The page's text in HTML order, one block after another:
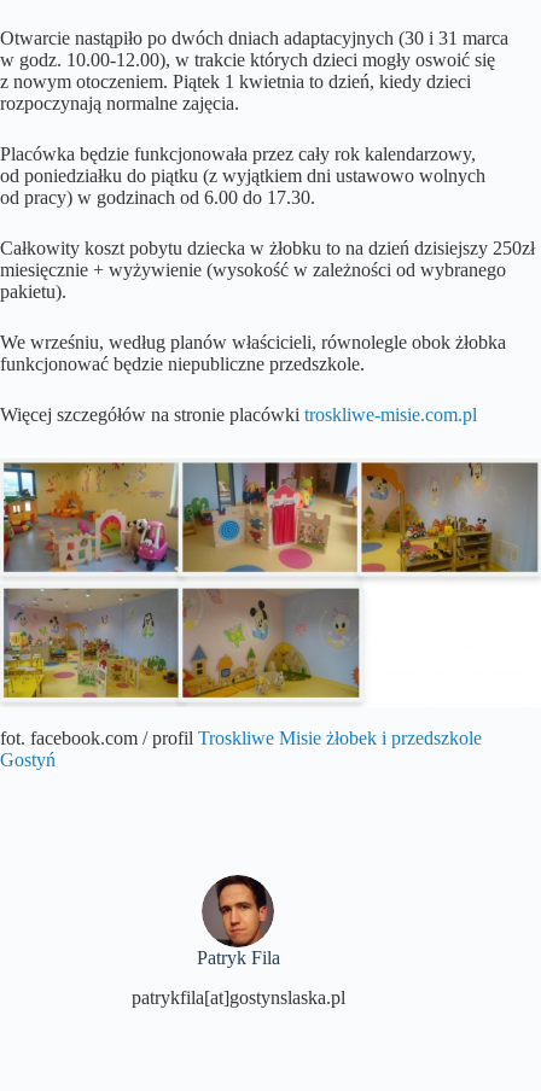
Otwarcie nastąpiło po dwóch dniach adaptacyjnych (30 i 31 marca
w godz. 10.00-12.00), w trakcie których dzieci mogły oswoić się
z nowym otoczeniem. Piątek 1 kwietnia to dzień, kiedy dzieci
rozpoczynają normalne zajęcia.
Placówka będzie funkcjonowała przez cały rok kalendarzowy,
od poniedziałku do piątku (z wyjątkiem dni ustawowo wolnych
od pracy) w godzinach od 6.00 do 17.30.
Całkowity koszt pobytu dziecka w żłobku to na dzień dzisiejszy 250zł
miesięcznie + wyżywienie (wysokość w zależności od wybranego
pakietu).
We wrześniu, według planów właścicieli, równolegle obok żłobka
funkcjonować będzie niepubliczne przedszkole.
Więcej szczegółów na stronie placówki troskliwe-misie.com.pl
fot. facebook.com / profil Troskliwe Misie żłobek i przedszkole
Gostyń
Patryk Fila
patrykfila[at]gostynslaska.pl